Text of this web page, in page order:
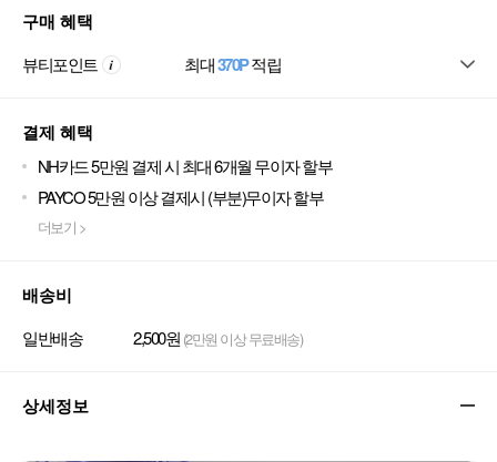
구매 혜택
뷰티포인트 최대370P적립
결제 혜택
NH카드 5만원 결제 시 최대 6개월 무이자 할부
PAYCO 5만원 이상 결제시 (부분)무이자 할부
더보기 >
배송비
일반배송 2,500원 (2만원 이상 무료배송)
상세정보